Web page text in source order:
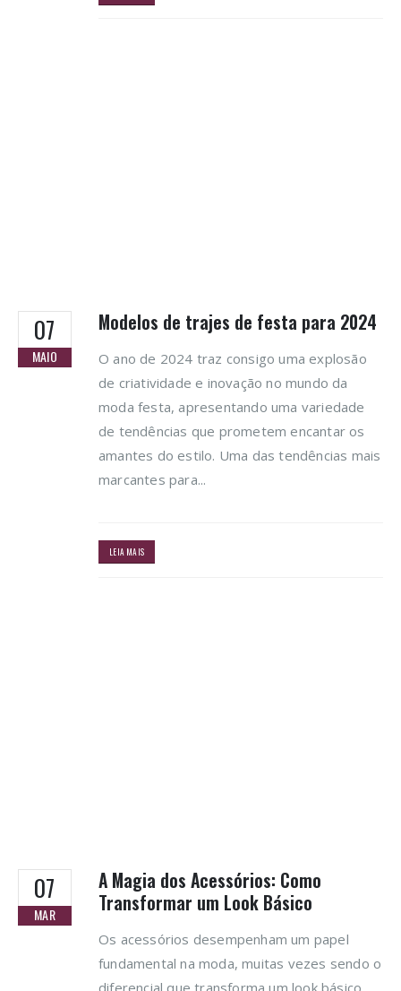
07
MAIO
Modelos de trajes de festa para 2024
O ano de 2024 traz consigo uma explosão
de criatividade e inovação no mundo da
moda festa, apresentando uma variedade
de tendências que prometem encantar os
amantes do estilo. Uma das tendências mais
marcantes para...
LEIA MAIS
07
MAR
A Magia dos Acessórios: Como
Transformar um Look Básico
Os acessórios desempenham um papel
fundamental na moda, muitas vezes sendo o